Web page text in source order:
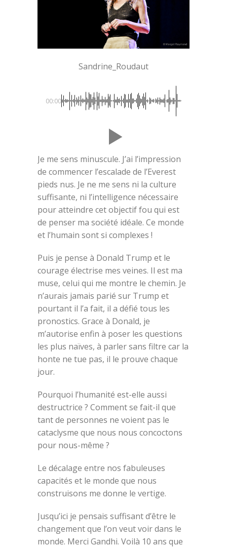
Sandrine_Roudaut
00:00
Je me sens minuscule. J’ai l’impression
de commencer l’escalade de l’Everest
pieds nus. Je ne me sens ni la culture
suffisante, ni l’intelligence nécessaire
pour atteindre cet objectif fou qui est
de penser ma société idéale. Ce monde
et l’humain sont si complexes !
Puis je pense à Donald Trump et le
courage électrise mes veines. Il est ma
muse, celui qui me montre le chemin. Je
n’aurais jamais parié sur Trump et
pourtant il l’a fait, il a défié tous les
pronostics. Grace à Donald, je
m’autorise enfin à poser les questions
les plus naïves, à parler sans filtre car la
honte ne tue pas, il le prouve chaque
jour.
Pourquoi l’humanité est-elle aussi
destructrice ? Comment se fait-il que
tant de personnes ne voient pas le
cataclysme que nous nous concoctons
pour nous-même ?
Le décalage entre nos fabuleuses
capacités et le monde que nous
construisons me donne le vertige.
Jusqu’ici je pensais suffisant d’être le
changement que l’on veut voir dans le
monde. Merci Gandhi. Voilà 10 ans que